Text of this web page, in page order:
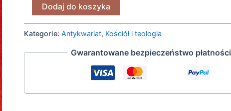
Dodaj do koszyka
Kategorie:Antykwariat, Kościół i teologia
Gwarantowane bezpieczeństwo płatności